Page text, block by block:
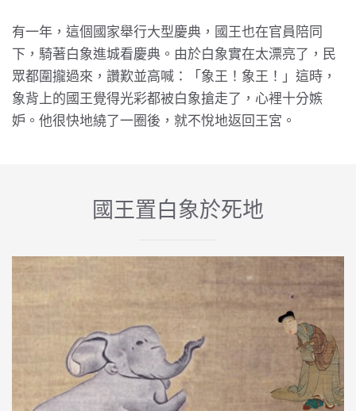
有一年，這個國家舉行大型慶典，國王也在官員陪同
下，騎著白象進城看慶典。由於白象實在太漂亮了，民
眾都圍攏過來，讚歎並高喊：「象王！象王！」這時，
象背上的國王覺得光彩都被白象搶走了，心裡十分嫉
妒。他很快地繞了一圈後，就不悅地返回王宮。
國王置白象於死地